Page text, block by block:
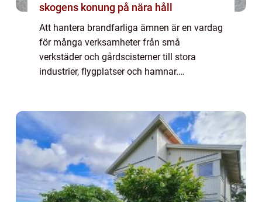
skogens konung på nära håll
Att hantera brandfarliga ämnen är en vardag
för många verksamheter från små
verkstäder och gårdscisterner till stora
industrier, flygplatser och hamnar.